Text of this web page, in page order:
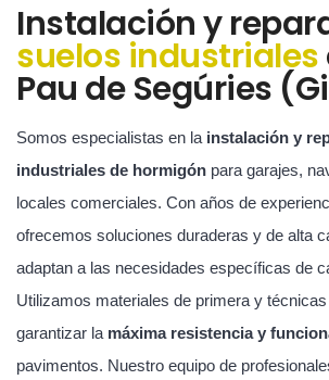
Instalación y
suelos industriales
Pau de Segúries
Somos especialistas en la instalación y
industriales de hormigón para garajes,
locales comerciales. Con años de
ofrecemos soluciones duraderas y de alta
adaptan a las necesidades específicas de
Utilizamos materiales de primera y
garantizar la máxima resistencia y
pavimentos. Nuestro equipo de